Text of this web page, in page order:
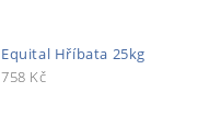
Equital Hříbata 25kg
758 Kč